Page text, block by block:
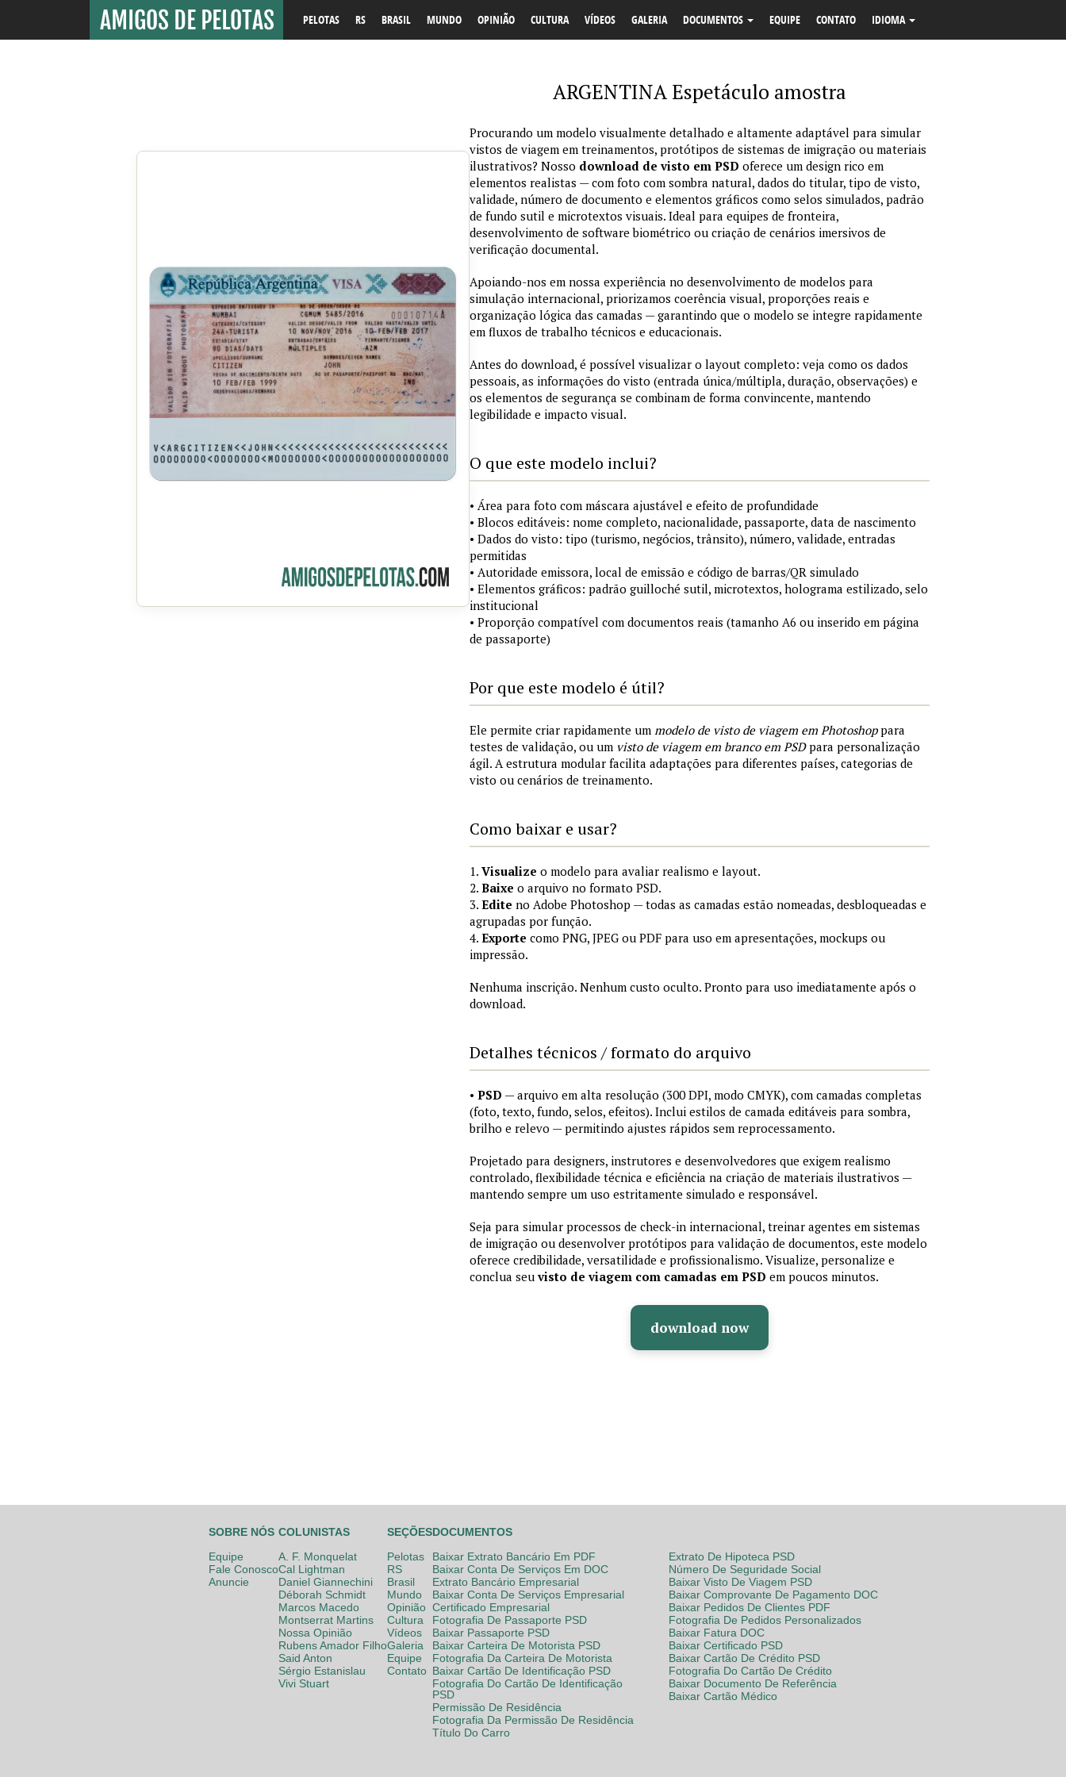
PELOTAS RS BRASIL MUNDO OPINIÃO CULTURA VÍDEOS GALERIA DOCUMENTOS EQUIPE CONTATO IDIOMA
ARGENTINA Espetáculo amostra
Procurando um modelo visualmente detalhado e altamente adaptável para simular
vistos de viagem em treinamentos, protótipos de sistemas de imigração ou materiais
ilustrativos? Nosso download de visto em PSD oferece um design rico em
elementos realistas — com foto com sombra natural, dados do titular, tipo de visto,
validade, número de documento e elementos gráficos como selos simulados, padrão
de fundo sutil e microtextos visuais. Ideal para equipes de fronteira,
desenvolvimento de software biométrico ou criação de cenários imersivos de
verificação documental.
Apoiando-nos em nossa experiência no desenvolvimento de modelos para
simulação internacional, priorizamos coerência visual, proporções reais e
organização lógica das camadas — garantindo que o modelo se integre rapidamente
em fluxos de trabalho técnicos e educacionais.
Antes do download, é possível visualizar o layout completo: veja como os dados
pessoais, as informações do visto (entrada única/múltipla, duração, observações) e
os elementos de segurança se combinam de forma convincente, mantendo
legibilidade e impacto visual.
O que este modelo inclui?
• Área para foto com máscara ajustável e efeito de profundidade
• Blocos editáveis: nome completo, nacionalidade, passaporte, data de nascimento
• Dados do visto: tipo (turismo, negócios, trânsito), número, validade, entradas
permitidas
• Autoridade emissora, local de emissão e código de barras/QR simulado
• Elementos gráficos: padrão guilloché sutil, microtextos, holograma estilizado, selo
institucional
• Proporção compatível com documentos reais (tamanho A6 ou inserido em página
de passaporte)
Por que este modelo é útil?
Ele permite criar rapidamente um modelo de visto de viagem em Photoshoppara
testes de validação, ou um visto de viagem em branco em PSDpara personalização
ágil. A estrutura modular facilita adaptações para diferentes países, categorias de
visto ou cenários de treinamento.
Como baixar e usar?
1. Visualize o modelo para avaliar realismo e layout.
2. Baixe o arquivo no formato PSD.
3. Edite no Adobe Photoshop — todas as camadas estão nomeadas, desbloqueadas e
agrupadas por função.
4. Exporte como PNG, JPEG ou PDF para uso em apresentações, mockups ou
impressão.
Nenhuma inscrição. Nenhum custo oculto. Pronto para uso imediatamente após o
download.
Detalhes técnicos / formato do arquivo
• PSD — arquivo em alta resolução (300 DPI, modo CMYK), com camadas completas
(foto, texto, fundo, selos, efeitos). Inclui estilos de camada editáveis para sombra,
brilho e relevo — permitindo ajustes rápidos sem reprocessamento.
Projetado para designers, instrutores e desenvolvedores que exigem realismo
controlado, flexibilidade técnica e eficiência na criação de materiais ilustrativos —
mantendo sempre um uso estritamente simulado e responsável.
Seja para simular processos de check-in internacional, treinar agentes em sistemas
de imigração ou desenvolver protótipos para validação de documentos, este modelo
oferece credibilidade, versatilidade e profissionalismo. Visualize, personalize e
conclua seuvisto de viagem com camadas em PSD em poucos minutos.
download now
SOBRE NÓS
Equipe
Fale Conosco
Anuncie
COLUNISTAS
A. F. Monquelat
Cal Lightman
Daniel Giannechini
Déborah Schmidt
Marcos Macedo
Montserrat Martins
Nossa Opinião
Rubens Amador Filho
Said Anton
Sérgio Estanislau
Vivi Stuart
SEÇÕES
Pelotas
RS
Brasil
Mundo
Opinião
Cultura
Vídeos
Galeria
Equipe
Contato
DOCUMENTOS
Baixar Extrato Bancário Em PDF
Baixar Conta De Serviços Em DOC
Extrato Bancário Empresarial
Baixar Conta De Serviços Empresarial
Certificado Empresarial
Fotografia De Passaporte PSD
Baixar Passaporte PSD
Baixar Carteira De Motorista PSD
Fotografia Da Carteira De Motorista
Baixar Cartão De Identificação PSD
Fotografia Do Cartão De Identificação
PSD
Permissão De Residência
Fotografia Da Permissão De Residência
Título Do Carro
Extrato De Hipoteca PSD
Número De Seguridade Social
Baixar Visto De Viagem PSD
Baixar Comprovante De Pagamento DOC
Baixar Pedidos De Clientes PDF
Fotografia De Pedidos Personalizados
Baixar Fatura DOC
Baixar Certificado PSD
Baixar Cartão De Crédito PSD
Fotografia Do Cartão De Crédito
Baixar Documento De Referência
Baixar Cartão Médico